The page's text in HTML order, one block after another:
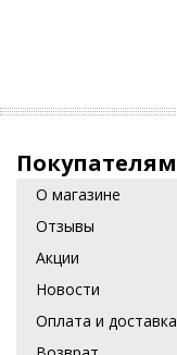
Покупателям
О магазине
Отзывы
Акции
Новости
Оплата и доставка